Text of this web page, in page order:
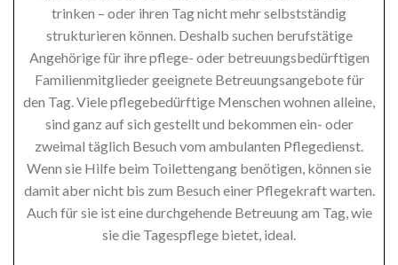
trinken – oder ihren Tag nicht mehr selbstständig
strukturieren können. Deshalb suchen berufstätige
Angehörige für ihre pflege- oder betreuungsbedürftigen
Familienmitglieder geeignete Betreuungsangebote für
den Tag. Viele pflegebedürftige Menschen wohnen alleine,
sind ganz auf sich gestellt und bekommen ein- oder
zweimal täglich Besuch vom ambulanten Pflegedienst.
Wenn sie Hilfe beim Toilettengang benötigen, können sie
damit aber nicht bis zum Besuch einer Pflegekraft warten.
Auch für sie ist eine durchgehende Betreuung am Tag, wie
sie die Tagespflege bietet, ideal.